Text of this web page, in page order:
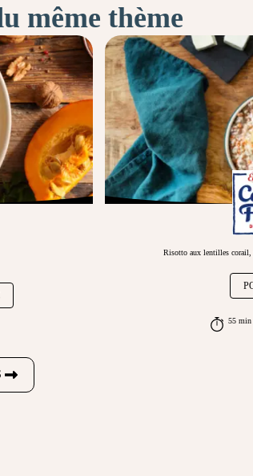
même thème
Risotto aux lentilles corail,
55 min